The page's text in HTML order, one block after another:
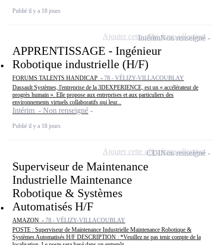
Publié il y a 18 jours
APPRENTISSAGE - Ingénieur
Robotique industrielle (H/F)
FORUMS TALENTS HANDICAP - 78 - VÉLIZY-VILLACOUBLAY
Dassault Systèmes, l'entreprise de la 3DEXPERIENCE, est un « accélérateur de
progrès humain ». Elle propose aux entreprises et aux particuliers des
environnements virtuels collaboratifs qui leur...
Intérim - Non renseigné
Publié il y a 18 jours
IntérimNon renseigné
Ajouter cette offre à ma sélection
Superviseur de Maintenance
Industrielle Maintenance
Robotique & Systèmes
Automatisés H/F
AMAZON - 78 - VÉLIZY-VILLACOUBLAY
POSTE : Superviseur de Maintenance Industrielle Maintenance Robotique &
Systèmes Automatisés H/F DESCRIPTION : *Veuillez ne pas tenir compte de la
CDINon renseigné
Ajouter cette offre à ma sélection